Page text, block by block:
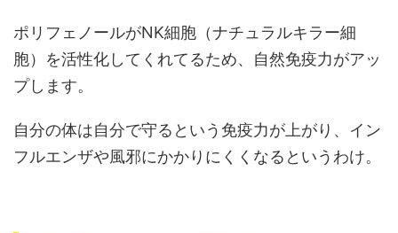
ポリフェノールがNK細胞（ナチュラルキラー細
胞）を活性化してくれてるため、自然免疫力がアッ
プします。
自分の体は自分で守るという免疫力が上がり、イン
フルエンザや風邪にかかりにくくなるというわけ。